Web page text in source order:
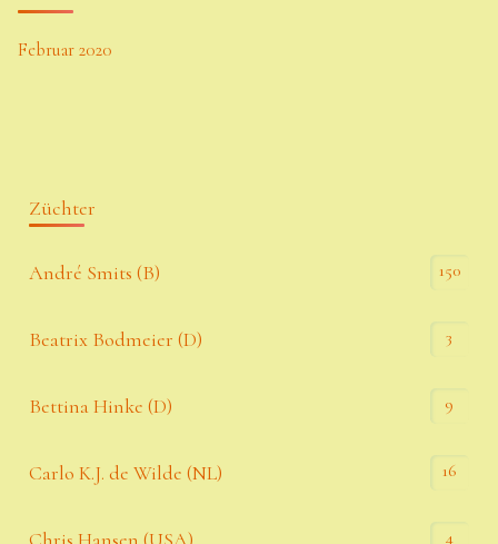
Februar 2020
Züchter
André Smits (B) 150
Beatrix Bodmeier (D) 3
Bettina Hinke (D) 9
Carlo K.J. de Wilde (NL) 16
4